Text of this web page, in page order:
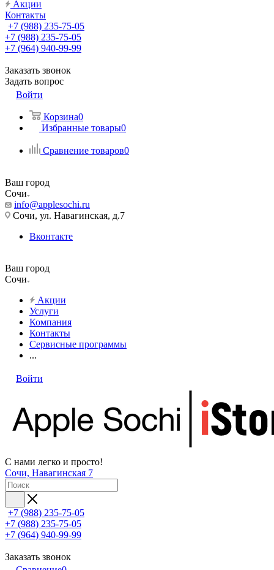
Акции
Контакты
+7 (988) 235-75-05
+7 (988) 235-75-05
+7 (964) 940-99-99
Заказать звонок
Задать вопрос
Войти
Корзина0
Избранные товары0
Сравнение товаров0
Ваш город
Сочи
info@applesochi.ru
Сочи, ул. Навагинская, д.7
Вконтакте
Ваш город
Сочи
Акции
Услуги
Компания
Контакты
Сервисные программы
...
Войти
С нами легко и просто!
Сочи, Навагинская 7
+7 (988) 235-75-05
+7 (988) 235-75-05
+7 (964) 940-99-99
Заказать звонок